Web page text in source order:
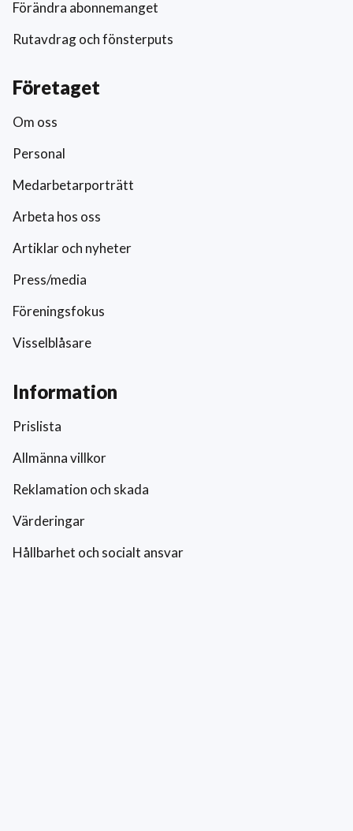
Förändra abonnemanget
Rutavdrag och fönsterputs
Företaget
Om oss
Personal
Medarbetarporträtt
Arbeta hos oss
Artiklar och nyheter
Press/media
Föreningsfokus
Visselblåsare
Information
Prislista
Allmänna villkor
Reklamation och skada
Värderingar
Hållbarhet och socialt ansvar